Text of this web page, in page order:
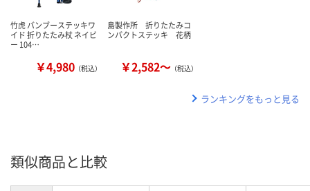
竹虎 バンブーステッキワ
イド 折りたたみ杖 ネイビ
ー 104…
￥4,980 （税込）
島製作所 折りたたみコ
ンパクトステッキ 花柄
￥2,582～ （税込）
ランキングをもっと見る
類似商品と比較